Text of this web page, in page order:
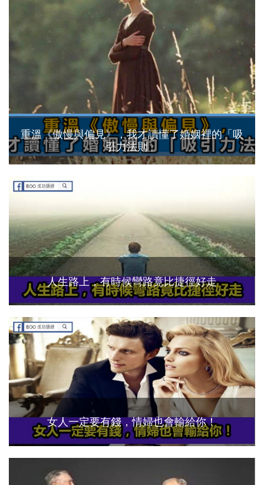
重溫《傲慢與偏見》，我才讀懂了婚姻裡的「吸
引力法則」
人生路上，有時候彎路竟比捷徑好走
女人一定要有錢，情婦也會輸給你！